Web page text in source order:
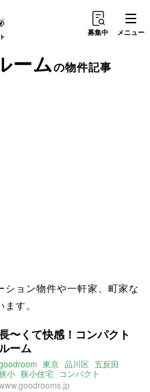
募集中 メニュー
ームの物件記事
ョン物件や一軒家、町家な
す。
〜くて快感！コンパクト
ーム
東京 品川区 五反田
小 狭小住宅 コンパクト
人暮らし ワンルーム